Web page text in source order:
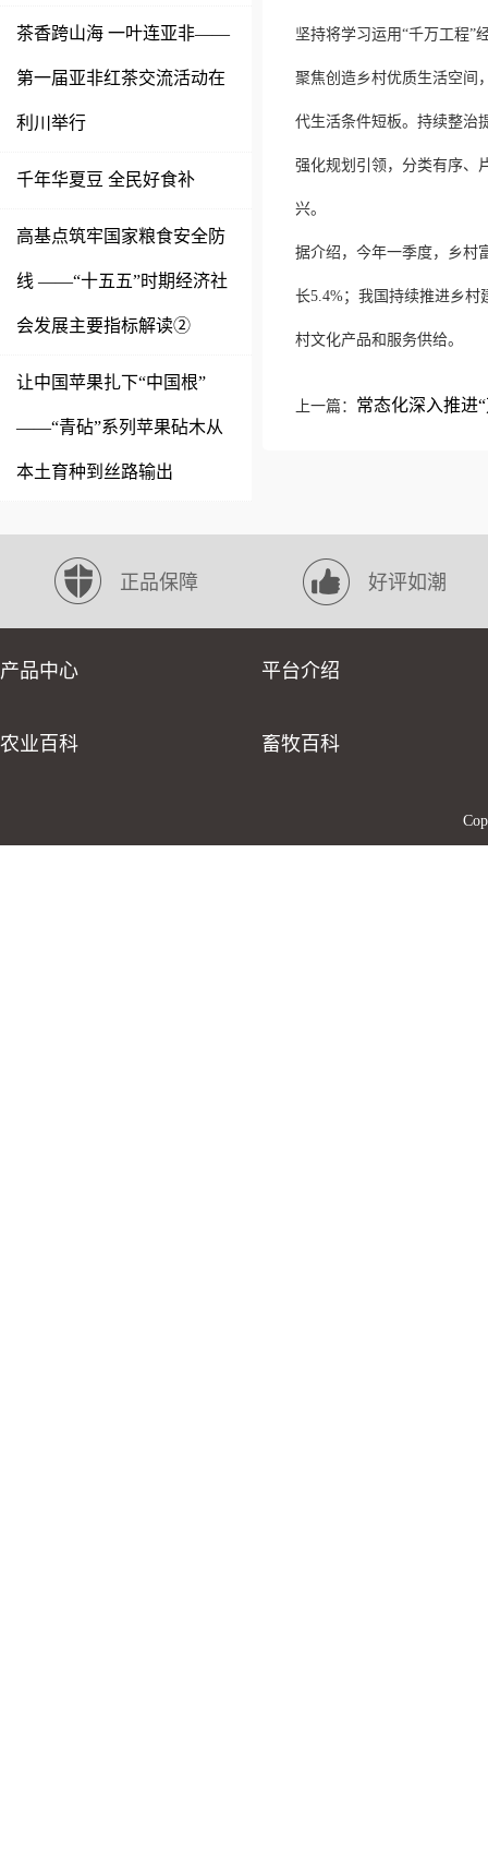
茶香跨山海 一叶连亚非——
第一届亚非红茶交流活动在
利川举行
千年华夏豆 全民好食补
高基点筑牢国家粮食安全防
线 ——“十五五”时期经济社
会发展主要指标解读②
让中国苹果扎下“中国根”
——“青砧”系列苹果砧木从
本土育种到丝路输出
坚持将学习运用“千万工程”
聚焦创造乡村优质生活空间
代生活条件短板。持续整治
强化规划引领，分类有序、
兴。
据介绍，今年一季度，乡村
长5.4%；我国持续推进乡
村文化产品和服务供给。
上一篇： 常态化深入推进
正品保障 好评如潮
产品中心 平台介绍
农业百科 畜牧百科